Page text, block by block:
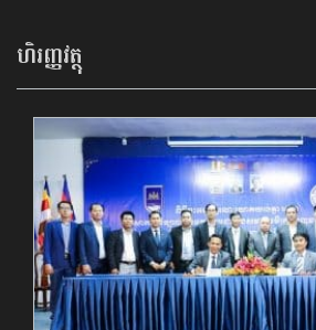
ហិរញ្ញវត្ថុ